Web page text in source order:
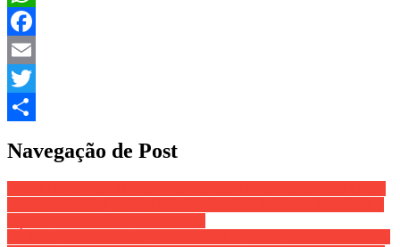
WhatsApp
Facebook
Email
Twitter
Navegação de Post